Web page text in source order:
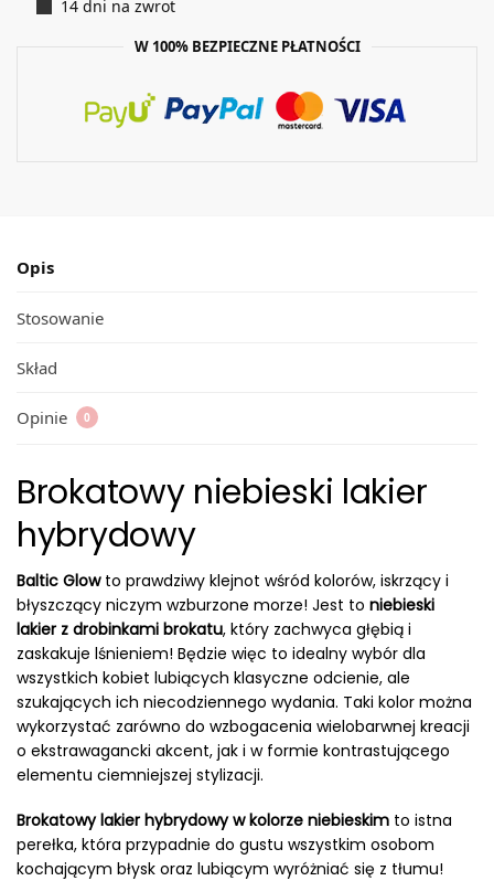
14 dni na zwrot
W 100% BEZPIECZNE PŁATNOŚCI
Opis
Stosowanie
Skład
Opinie 0
Brokatowy niebieski lakier
hybrydowy
Baltic Glowto prawdziwy klejnot wśród kolorów, iskrzący i
błyszczący niczym wzburzone morze! Jest to niebieski
lakier z drobinkami brokatu, który zachwyca głębią i
zaskakuje lśnieniem! Będzie więc to idealny wybór dla
wszystkich kobiet lubiących klasyczne odcienie, ale
szukających ich niecodziennego wydania. Taki kolor można
wykorzystać zarówno do wzbogacenia wielobarwnej kreacji
o ekstrawagancki akcent, jak i w formie kontrastującego
elementu ciemniejszej stylizacji.
Brokatowy lakier hybrydowy w kolorze niebieskim to istna
perełka, która przypadnie do gustu wszystkim osobom
kochającym błysk oraz lubiącym wyróżniać się z tłumu!